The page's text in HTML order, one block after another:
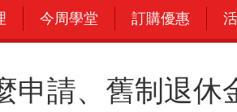
今周學堂 訂購優惠
申請、舊制退